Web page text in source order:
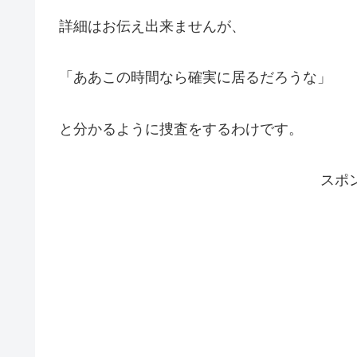
詳細はお伝え出来ませんが、
「ああこの時間なら確実に居るだろうな」
と分かるように捜査をするわけです。
スポ